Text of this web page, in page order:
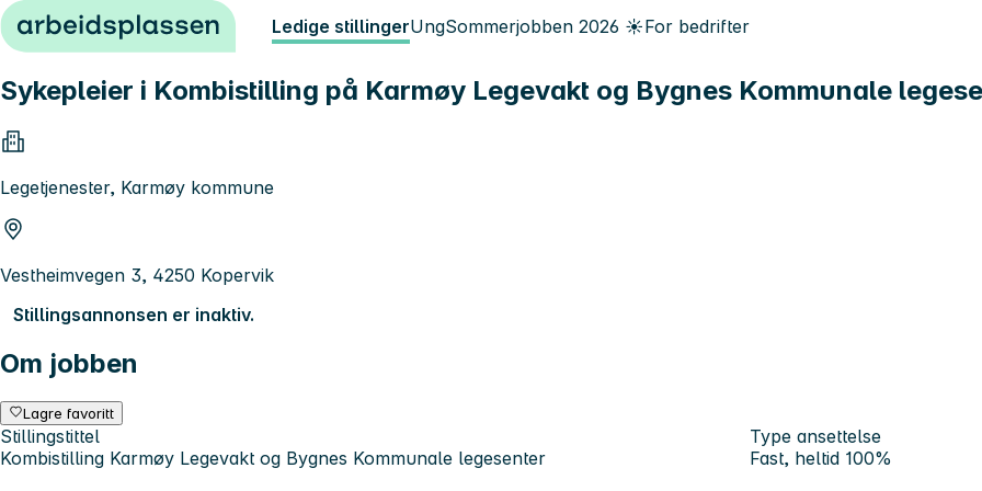
Hopp til innhold Ledige stillingerUngSommerjobben 2026 ☀️For bedrifter
Sykepleier i Kombistilling på Karmøy Legevakt og Bygnes Kommunale
Legetjenester, Karmøy kommune
Vestheimvegen 3, 4250 Kopervik
Stillingsannonsen er inaktiv.
Om jobben
Lagre favoritt
Stillingstittel
Kombistilling Karmøy Legevakt og Bygnes Kommunale legesenter
Type ansettelse
Fast, heltid 100%